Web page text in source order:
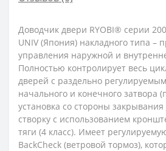
Доводчик двери RYOBI® серии
UNIV (Япония) накладного типа –
управления наружной и
Полностью контролирует весь
дверей с раздельно
начального и конечного затвора
установка со стороны
створку с использованием
тяги (4 класс). Имеет
BackCheck (ветровой тормоз),